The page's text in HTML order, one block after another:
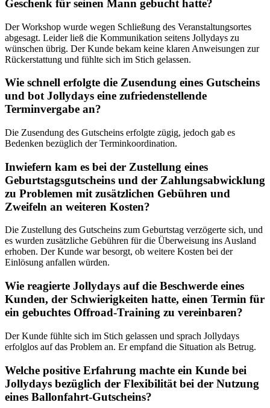
Geschenk für seinen Mann gebucht hatte?
Der Workshop wurde wegen Schließung des Veranstaltungsortes
abgesagt. Leider ließ die Kommunikation seitens Jollydays zu
wünschen übrig. Der Kunde bekam keine klaren Anweisungen zur
Rückerstattung und fühlte sich im Stich gelassen.
Wie schnell erfolgte die Zusendung eines Gutscheins
und bot Jollydays eine zufriedenstellende
Terminvergabe an?
Die Zusendung des Gutscheins erfolgte zügig, jedoch gab es
Bedenken bezüglich der Terminkoordination.
Inwiefern kam es bei der Zustellung eines
Geburtstagsgutscheins und der Zahlungsabwicklung
zu Problemen mit zusätzlichen Gebühren und
Zweifeln an weiteren Kosten?
Die Zustellung des Gutscheins zum Geburtstag verzögerte sich, und
es wurden zusätzliche Gebühren für die Überweisung ins Ausland
erhoben. Der Kunde war besorgt, ob weitere Kosten bei der
Einlösung anfallen würden.
Wie reagierte Jollydays auf die Beschwerde eines
Kunden, der Schwierigkeiten hatte, einen Termin für
ein gebuchtes Offroad-Training zu vereinbaren?
Der Kunde fühlte sich im Stich gelassen und sprach Jollydays
erfolglos auf das Problem an. Er empfand die Situation als Betrug.
Welche positive Erfahrung machte ein Kunde bei
Jollydays bezüglich der Flexibilität bei der Nutzung
eines Ballonfahrt-Gutscheins?